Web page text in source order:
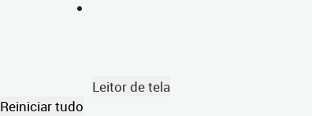
Leitor de tela
Reiniciar tudo